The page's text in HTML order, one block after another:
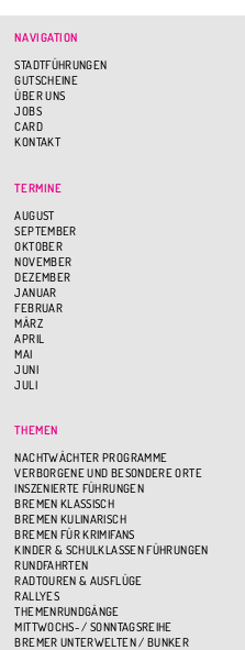
NAVIGATION
STADTFÜHRUNGEN
GUTSCHEINE
ÜBER UNS
JOBS
CARD
KONTAKT
TERMINE
AUGUST
SEPTEMBER
OKTOBER
NOVEMBER
DEZEMBER
JANUAR
FEBRUAR
MÄRZ
APRIL
MAI
JUNI
JULI
THEMEN
NACHTWÄCHTER PROGRAMME
VERBORGENE UND BESONDERE ORTE
INSZENIERTE FÜHRUNGEN
BREMEN KLASSISCH
BREMEN KULINARISCH
BREMEN FÜR KRIMIFANS
KINDER & SCHULKLASSEN FÜHRUNGEN
RUNDFAHRTEN
RADTOUREN & AUSFLÜGE
RALLYES
THEMENRUNDGÄNGE
MITTWOCHS- / SONNTAGSREIHE
BREMER UNTERWELTEN / BUNKER